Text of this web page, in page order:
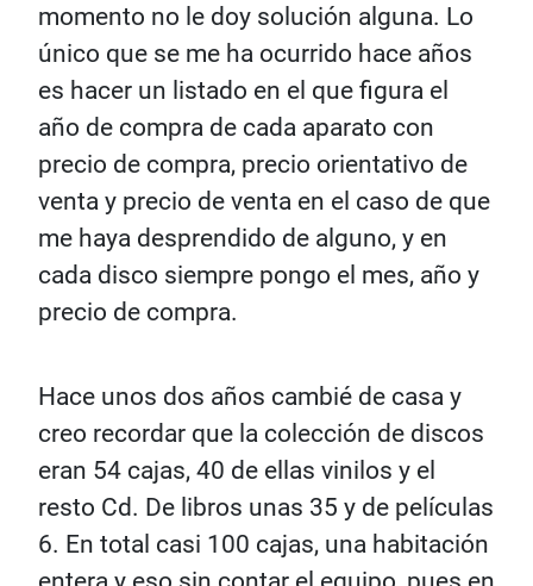
momento no le doy solución alguna. Lo
único que se me ha ocurrido hace años
es hacer un listado en el que figura el
año de compra de cada aparato con
precio de compra, precio orientativo de
venta y precio de venta en el caso de que
me haya desprendido de alguno, y en
cada disco siempre pongo el mes, año y
precio de compra.
Hace unos dos años cambié de casa y
creo recordar que la colección de discos
eran 54 cajas, 40 de ellas vinilos y el
resto Cd. De libros unas 35 y de películas
6. En total casi 100 cajas, una habitación